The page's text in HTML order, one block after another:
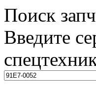
Поиск
Введите